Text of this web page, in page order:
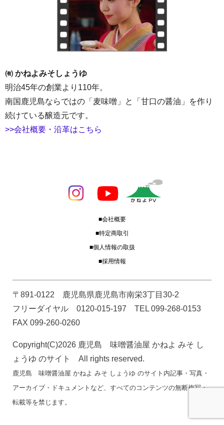
㈲ かねよみそしょうゆ
明治45年の創業より110年。
南国鹿児島ならではの「麦味噌」と「甘口の醤油」を作り
続けている醸造元です。
>>会社概要・沿革はこちら
■会社概要
■特定商取引
■個人情報の取扱
■採用情報
〒891-0122 鹿児島県鹿児島市南栄3丁目30-2
フリーダイヤル 0120-015-197 TEL 099-268-0153
FAX 099-260-0260
Copyright(C)2026 鹿児島 味噌醤油屋 かねよ みそ し
ょうゆ のサイト All rights reserved.
鹿児島 味噌醤油屋 かねよ みそ しょうゆ のサイト内記事・写真・
アーカイブ・ドキュメントなど、すべてのコンテンツの無断複写・
転載等を禁じます。